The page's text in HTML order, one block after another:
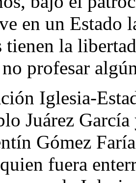
en un Estado
tienen la
profesar
Iglesia-
Juárez
Gómez
fuera